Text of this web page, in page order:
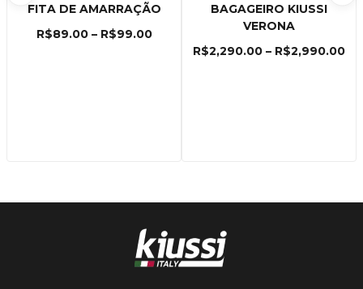
FITA DE AMARRAÇÃO
R$89.00 – R$99.00
BAGAGEIRO KIUSSI
VERONA
R$2,290.00 – R$2,990.00